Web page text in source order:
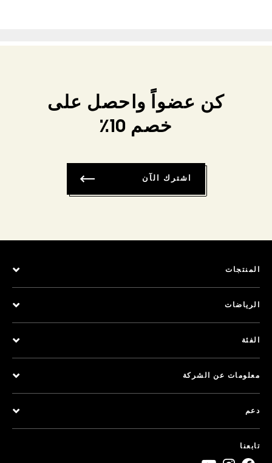
كن عضواً واحصل على
خصم 10٪
اشترك الآن
المنتجات
الرياضات
الفئة
معلومات عن الشركة
دعم
تابعنا